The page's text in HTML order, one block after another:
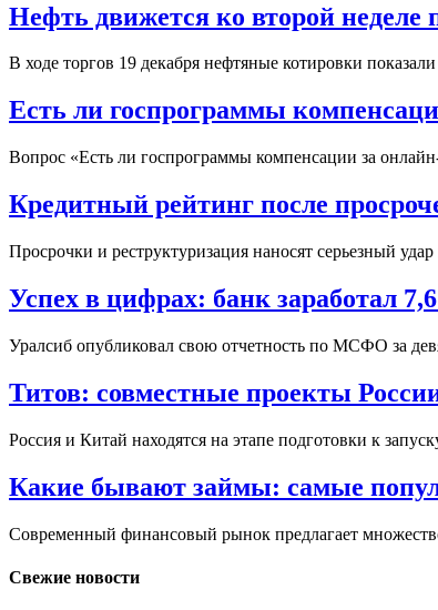
Нефть движется ко второй неделе
В ходе торгов 19 декабря нефтяные котировки
Есть ли госпрограммы
Вопрос «Есть ли госпрограммы компенсации за
Кредитный рейтинг после
Просрочки и реструктуризация наносят серьезный
Успех в цифрах: банк заработал
Уралсиб опубликовал свою отчетность по МСФО за
Титов: совместные проекты
Россия и Китай находятся на этапе подготовки к
Какие бывают займы: самые
Современный финансовый рынок предлагает
Свежие новости